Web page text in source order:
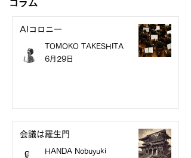
コラム
AIコロニー
TOMOKO TAKESHITA
6月29日
会議は羅生門
HANDA Nobuyuki